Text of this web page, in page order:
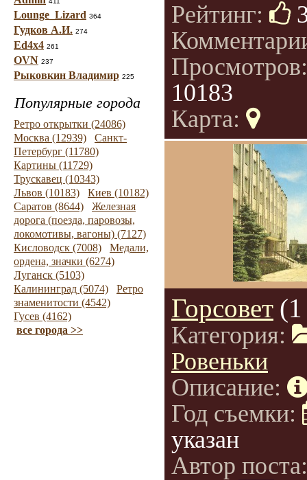
Lounge_Lizard 364
Гудков А.И. 274
Ed4x4 261
OVN 237
Рыковкин Владимир 225
Популярные города
Ретро открытки (24086)
Москва (12939)
Санкт-
Петербург (11780)
Картины (11729)
Трускавец (10343)
Львов (10183)
Киев (10182)
Саратов (8644)
Железная
дорога (поезда, паровозы,
локомотивы, вагоны) (7127)
Кисловодск (7008)
Медали,
ордена, значки (6274)
Луганск (5103)
Калининград (5074)
Ретро
знаменитости (4542)
Гусев (4162)
все города >>
Рейтинг:
10183
Карта:
Горсовет
Категория:
Ровеньки
Описание:
Год съемки:
указан
Автор